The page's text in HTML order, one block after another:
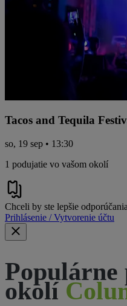
Tacos and Tequila
so, 19 sep • 13:30
1 podujatie vo vašom okolí
Chceli by ste lepšie
Prihlásenie / Vytvorenie účtu
okolí